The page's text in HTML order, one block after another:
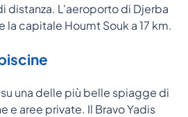
distanza. L'aeroporto di Djerba
la capitale Houmt Souk a 17 km.
una delle più belle spiagge di
e aree private. Il Bravo Yadis